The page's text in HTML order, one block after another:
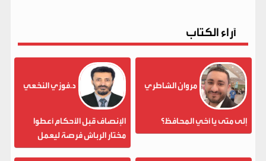
آراء الكتاب
مروان الشاطري
إلى متى يا أخي المحافظ؟
د.فوزي النخعي
الإنصاف قبل الأحكام أعطوا
مختار الرباش فرصة ليعمل